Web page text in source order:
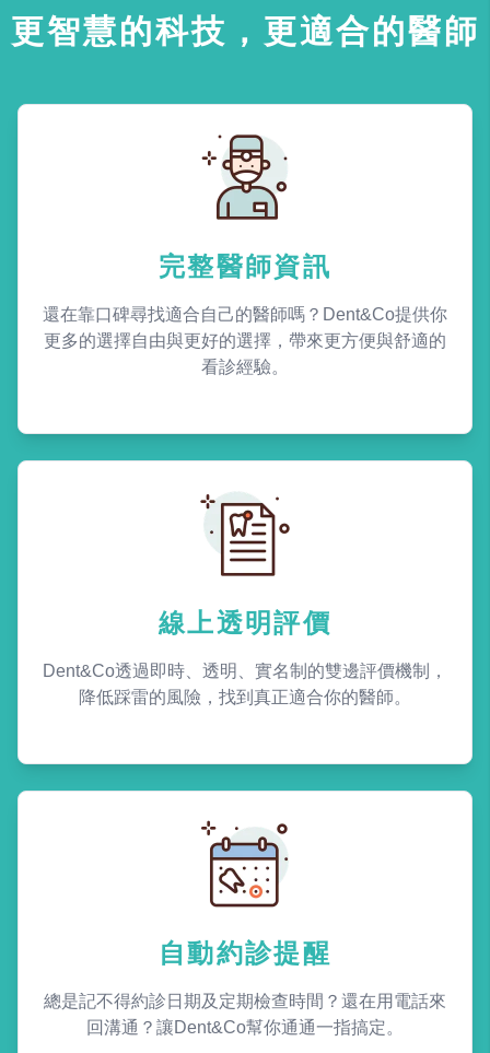
更智慧的科技，更適合的醫師
完整醫師資訊
還在靠口碑尋找適合自己的醫師嗎？Dent&Co提供你
更多的選擇自由與更好的選擇，帶來更方便與舒適的
看診經驗。
線上透明評價
Dent&Co透過即時、透明、實名制的雙邊評價機制，
降低踩雷的風險，找到真正適合你的醫師。
自動約診提醒
總是記不得約診日期及定期檢查時間？還在用電話來
回溝通？讓Dent&Co幫你通通一指搞定。